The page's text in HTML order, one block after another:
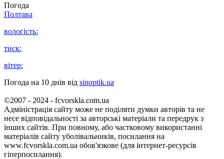
Погода
Полтава
вологість:
тиск:
вітер:
Погода на 10 днів від sinoptik.ua
©2007 - 2024 - fcvorskla.com.ua
Адміністрація сайту може не поділяти думки авторів та не
несе відповідальності за авторські матеріали та передрук з
інших сайтів. При повному, або частковому використанні
матеріалів сайту уболівальників, посилання на
www.fcvorskla.com.ua обов'язкове (для інтернет-ресурсів
гіперпосилання).